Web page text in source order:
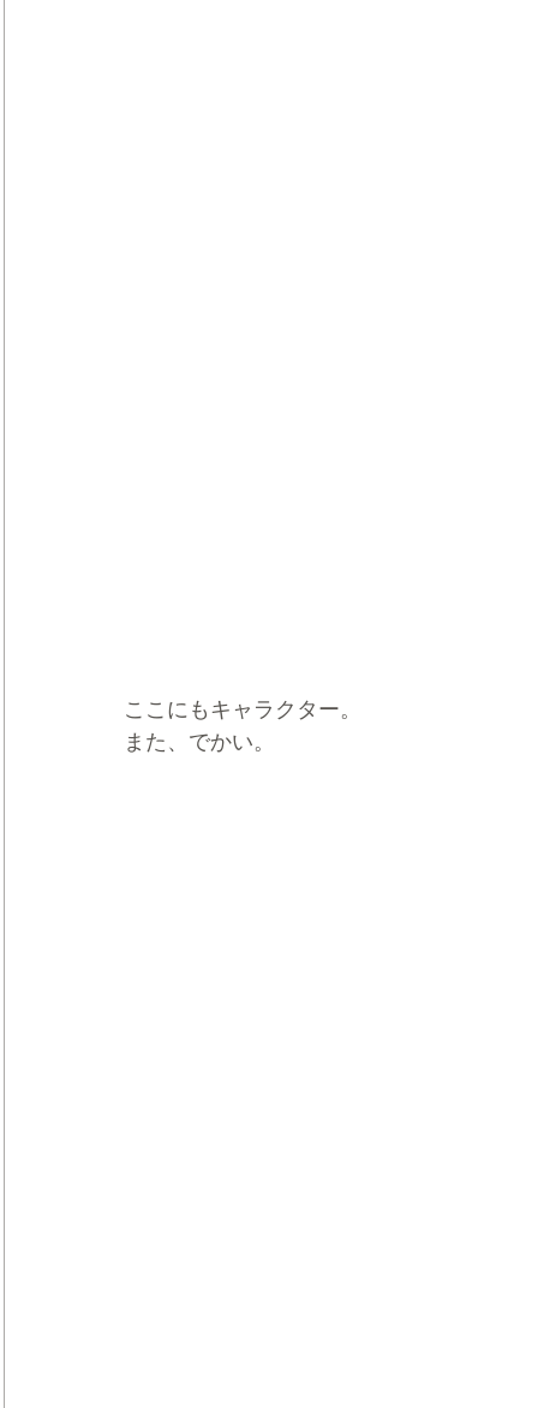
ここにもキャラクター。
また、でかい。